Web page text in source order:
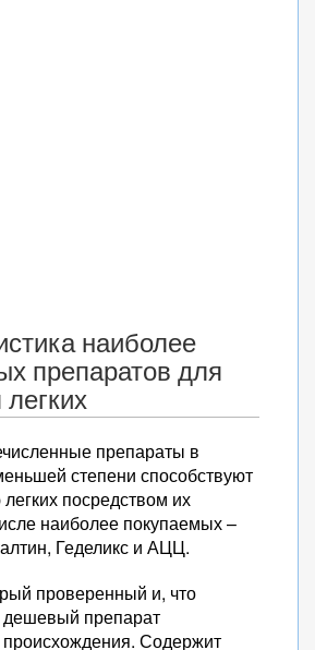
наиболее
препаратов для
препараты в
степени способствуют
посредством их
наиболее покупаемых –
Геделикс и АЦЦ.
проверенный и, что
препарат
происхождения. Содержит